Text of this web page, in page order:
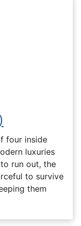
four inside
luxuries
run out, the
to survive
them